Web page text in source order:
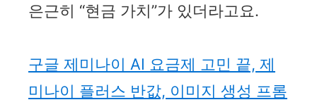
은근히 “현금 가치”가 있더라고요.
구글 제미나이 AI 요금제 고민 끝, 제
미나이 플러스 반값, 이미지 생성 프롬